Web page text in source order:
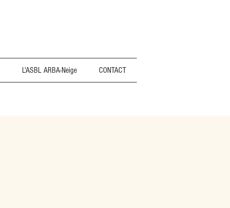
L'ASBL ARBA-Neige CONTACT